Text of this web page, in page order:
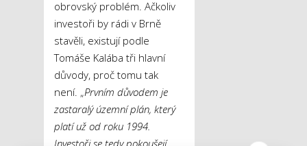
obrovský problém. Ačkoliv
investoři by rádi v Brně
stavěli, existují podle
Tomáše Kalába tři hlavní
důvody, proč tomu tak
není. „Prvním důvodem je
zastaralý územní plán, který
platí už od roku 1994.